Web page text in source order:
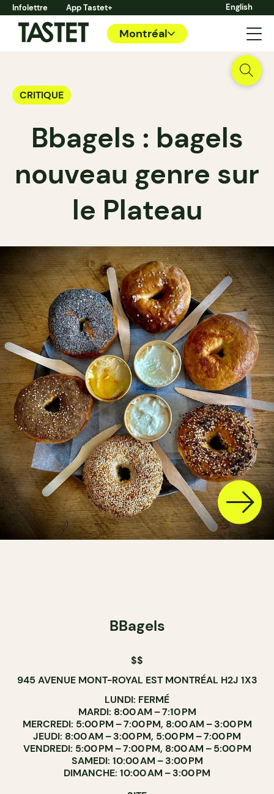
Infolettre App Tastet+ English
Montréal
CRITIQUE
Bbagels : bagels
nouveau genre sur
le Plateau
BBagels
$$
945 AVENUE MONT-ROYAL EST MONTRÉAL H2J 1X3
LUNDI: FERMÉ
MARDI: 8:00 AM – 7:10 PM
MERCREDI: 5:00 PM – 7:00 PM, 8:00 AM – 3:00 PM
JEUDI: 8:00 AM – 3:00 PM, 5:00 PM – 7:00 PM
VENDREDI: 5:00 PM – 7:00 PM, 8:00 AM – 5:00 PM
SAMEDI: 10:00 AM – 3:00 PM
DIMANCHE: 10:00 AM – 3:00 PM